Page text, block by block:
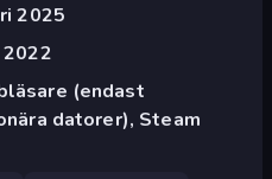
2025
2022
(endast
datorer), Steam